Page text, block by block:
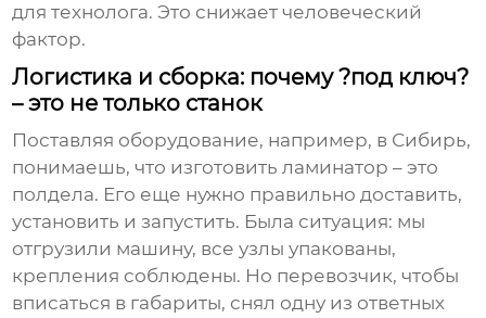
для технолога. Это снижает человеческий
фактор.
Логистика и сборка: почему ?под ключ?
– это не только станок
Поставляя оборудование, например, в Сибирь,
понимаешь, что изготовить ламинатор – это
полдела. Его еще нужно правильно доставить,
установить и запустить. Была ситуация: мы
отгрузили машину, все узлы упакованы,
крепления соблюдены. Но перевозчик, чтобы
вписаться в габариты, снял одну из ответных